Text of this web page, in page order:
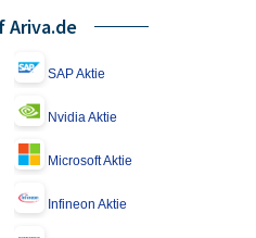
Ariva.de
SAP Aktie
Nvidia Aktie
Microsoft Aktie
Infineon Aktie